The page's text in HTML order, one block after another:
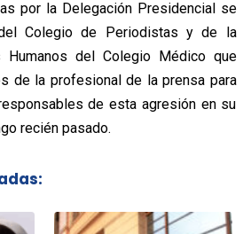
por la Delegación Presidencial se
Colegio de Periodistas y de la
Humanos del Colegio Médico que
de la profesional de la prensa para
de esta agresión en su
recién pasado.